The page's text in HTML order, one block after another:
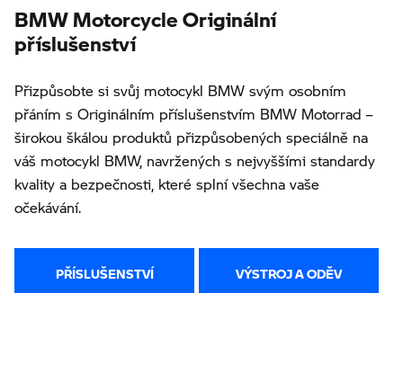
BMW Motorcycle Originální
příslušenství
Přizpůsobte si svůj motocykl BMW svým osobním
přáním s Originálním příslušenstvím BMW Motorrad –
širokou škálou produktů přizpůsobených speciálně na
váš motocykl BMW, navržených s nejvyššími standardy
kvality a bezpečnosti, které splní všechna vaše
očekávání.
PŘÍSLUŠENSTVÍ VÝSTROJ A ODĚV